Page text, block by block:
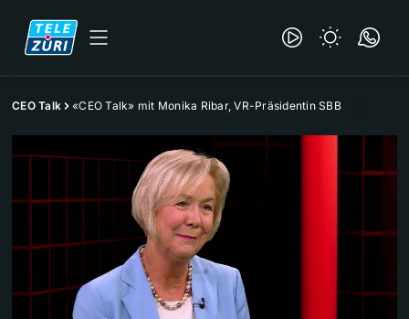
CEO Talk «CEO Talk» mit Monika Ribar, VR-Präsidentin SBB